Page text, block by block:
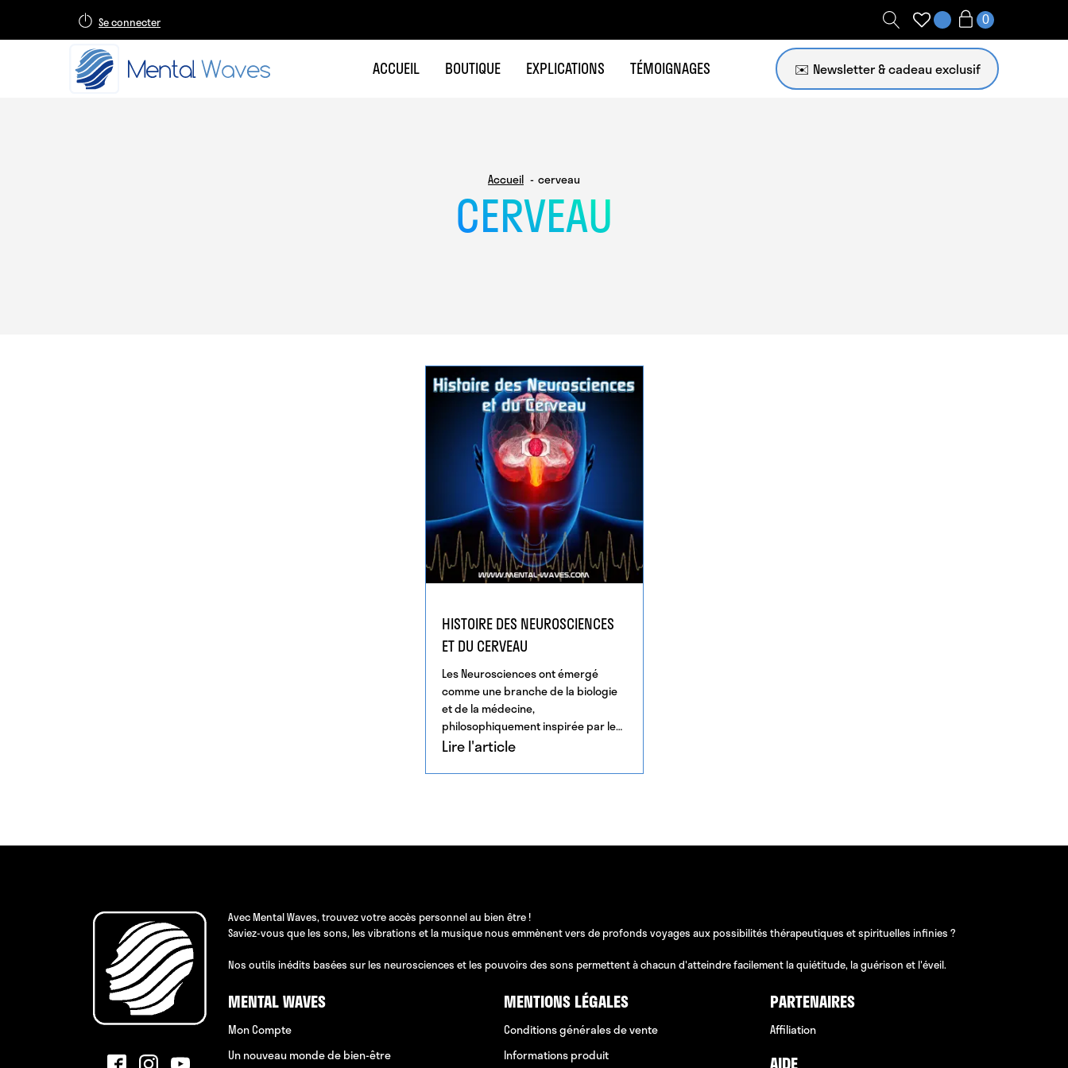
Se connecter
ACCUEIL BOUTIQUE EXPLICATIONS TÉMOIGNAGES ✉️ Newsletter
Accueil cerveau
CERVEAU
HISTOIRE DES NEUROSCIENCES
ET DU CERVEAU
Les Neurosciences ont émergé
comme une branche de la biologie
et de la médecine,
philosophiquement inspirée par le
scientisme du XIXe siècle et
Lire l'article
Avec Mental Waves, trouvez votre accès personnel au bien être !
Saviez-vous que les sons, les vibrations et la musique nous emmènent vers de profonds voyages aux possibilités thérapeutiques et spirituelles infinies ?
Nos outils inédits basées sur les neurosciences et les pouvoirs des sons permettent à chacun d'atteindre facilement la quiétitude, la guérison et l'éveil.
MENTAL WAVES
Mon Compte
Un nouveau monde de bien-être
MENTIONS LÉGALES
Conditions générales de vente
Informations produit
PARTENAIRES
Affiliation
AIDE